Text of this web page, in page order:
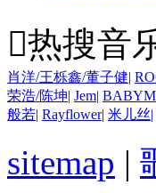
热搜音
肖洋/王栎鑫/董子健|
荣浩/陈坤| Jem|
般若| Rayflower| 米儿丝|
sitemap |